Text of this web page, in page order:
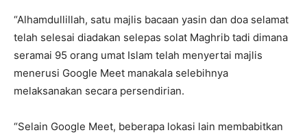
“Alhamdullillah, satu majlis bacaan yasin dan doa selamat
telah selesai diadakan selepas solat Maghrib tadi dimana
seramai 95 orang umat Islam telah menyertai majlis
menerusi Google Meet manakala selebihnya
melaksanakan secara persendirian.
“Selain Google Meet, beberapa lokasi lain membabitkan